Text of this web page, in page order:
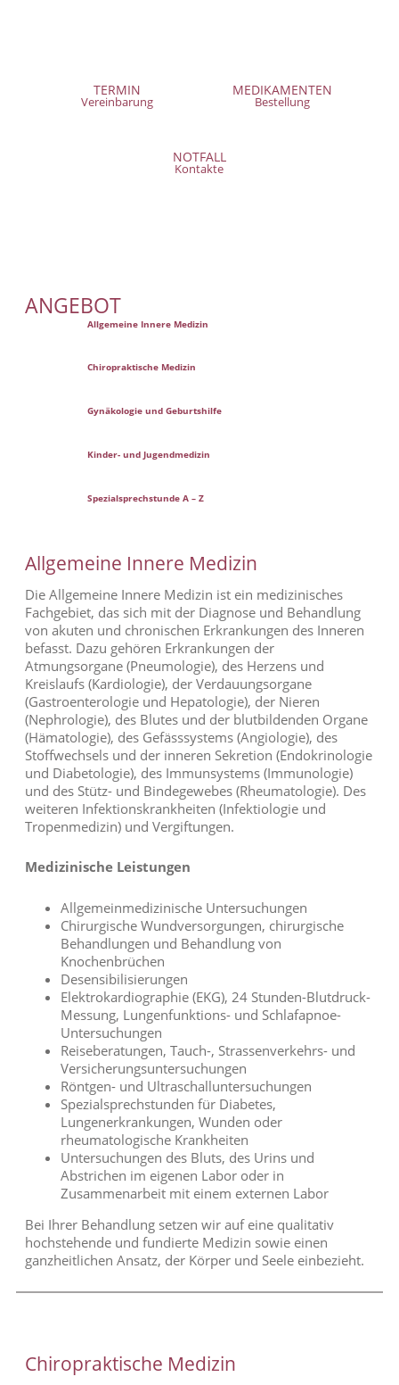
TERMIN
Vereinbarung
MEDIKAMENTEN
Bestellung
NOTFALL
Kontakte
ANGEBOT
Allgemeine Innere Medizin
Chiropraktische Medizin
Gynäkologie und Geburtshilfe
Kinder- und Jugendmedizin
Spezialsprechstunde A – Z
Allgemeine Innere Medizin
Die Allgemeine Innere Medizin ist ein medizinisches
Fachgebiet, das sich mit der Diagnose und Behandlung
von akuten und chronischen Erkrankungen des Inneren
befasst. Dazu gehören Erkrankungen der
Atmungsorgane (Pneumologie), des Herzens und
Kreislaufs (Kardiologie), der Verdauungsorgane
(Gastroenterologie und Hepatologie), der Nieren
(Nephrologie), des Blutes und der blutbildenden Organe
(Hämatologie), des Gefässsystems (Angiologie), des
Stoffwechsels und der inneren Sekretion (Endokrinologie
und Diabetologie), des Immunsystems (Immunologie)
und des Stütz- und Bindegewebes (Rheumatologie). Des
weiteren Infektionskrankheiten (Infektiologie und
Tropenmedizin) und Vergiftungen.
Medizinische Leistungen
Allgemeinmedizinische Untersuchungen
Chirurgische Wundversorgungen, chirurgische
Behandlungen und Behandlung von
Knochenbrüchen
Desensibilisierungen
Elektrokardiographie (EKG), 24 Stunden-Blutdruck-
Messung, Lungenfunktions- und Schlafapnoe-
Untersuchungen
Reiseberatungen, Tauch-, Strassenverkehrs- und
Versicherungsunter­suchungen
Röntgen- und Ultraschalluntersuchungen
Spezialsprechstunden für Diabetes,
Lungenerkrankungen, Wunden oder
rheumatologische Krankheiten
Untersuchungen des Bluts, des Urins und
Abstrichen im eigenen Labor oder in
Zusammenarbeit mit einem externen Labor
Bei Ihrer Behandlung setzen wir auf eine qualitativ
hochstehende und fundierte Medizin sowie einen
ganzheitlichen Ansatz, der Körper und Seele einbezieht.
Chiropraktische Medizin